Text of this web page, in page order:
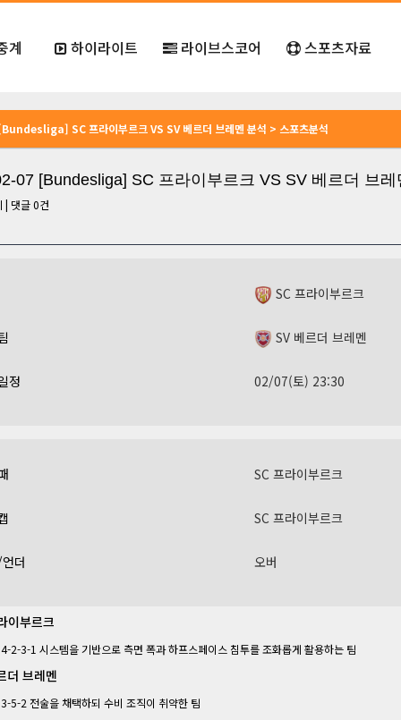
계 하이라이트 라이브스코어 스포츠자료
SC 프라이부르크 VS SV 베르더 브레멘 분석 > 스포츠분석
07 [Bundesliga] SC 프라이부르크 VS SV 베르더 브레
| 댓글0건
SC 프라이부르크
SV 베르더 브레멘
정 02/07(토) 23:30
SC 프라이부르크
SC 프라이부르크
더 오버
이부르크
4-2-3-1 시스템을 기반으로 측면 폭과 하프스페이스 침투를 조화롭게 활용하는 팀
더 브레멘
3-5-2 전술을 채택하되 수비 조직이 취약한 팀